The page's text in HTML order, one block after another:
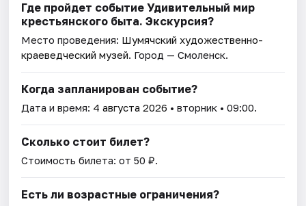
Где пройдет событие Удивительный мир
крестьянского быта. Экскурсия?
Место проведения: Шумячский художественно-
краеведческий музей. Город — Смоленск.
Когда запланирован событие?
Дата и время: 4 августа 2026 • вторник • 09:00.
Сколько стоит билет?
Стоимость билета: от 50 ₽.
Есть ли возрастные ограничения?